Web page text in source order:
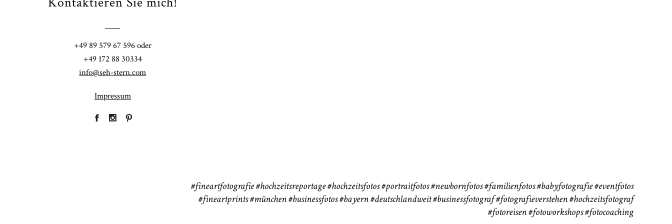
+49 89 579 67 596 oder
+49 172 88 30334
info@seh-stern.com
Impressum
#fineartfotografie #hochzeitsreportage #hochzeitsfotos #portraitfotos #newbornfotos #familienfotos #babyfotografie #eventfotos
#fineartprints#münchen#businessfotos#bayern #deutschlandweit #businessfotograf#fotografieverstehen #hochzeitsfotograf
#fotoreisen #fotoworkshops #fotocoaching